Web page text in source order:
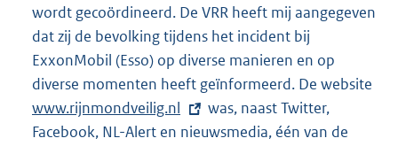
wordt gecoördineerd. De VRR heeft mij aangegeven
dat zij de bevolking tijdens het incident bij
ExxonMobil (Esso) op diverse manieren en op
diverse momenten heeft geïnformeerd. De website
www.rijnmondveilig.nl
was, naast Twitter,
Facebook, NL-Alert en nieuwsmedia, één van de